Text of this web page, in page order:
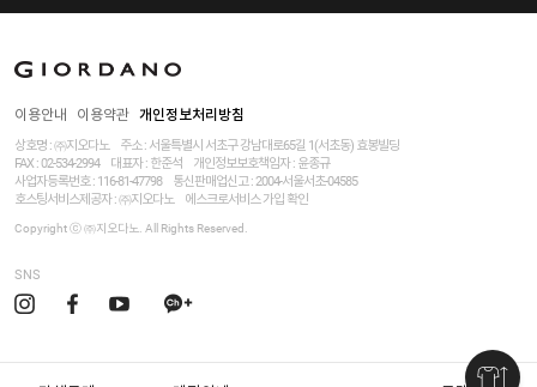
이용안내 이용약관 개인정보처리방침
상호명 : ㈜지오다노
주소 : 서울특별시 서초구 강남대로65길 1(서초동) 효봉빌딩
FAX : 02-534-2994
대표자 : 한준석 개인정보보호책임자 : 윤종규
사업자등록번호 : 116-81-47798
통신판매업신고 : 2004-서울서초-04585
호스팅서비스제공자 : ㈜지오다노
에스크로서비스 가입 확인
Copyright ⓒ ㈜지오다노. All Rights Reserved.
SNS